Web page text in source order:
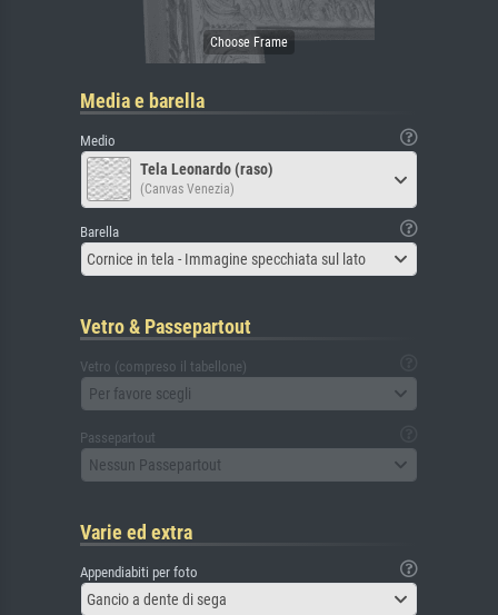
Media e barella
Medio
Tela Leonardo (raso)
(Canvas Venezia)
Barella
Cornice in tela - Immagine specchiata sul lato
Vetro & Passepartout
Vetro (compreso il tabellone)
Per favore scegli
Passepartout
Nessun Passepartout
Varie ed extra
Appendiabiti per foto
Gancio a dente di sega